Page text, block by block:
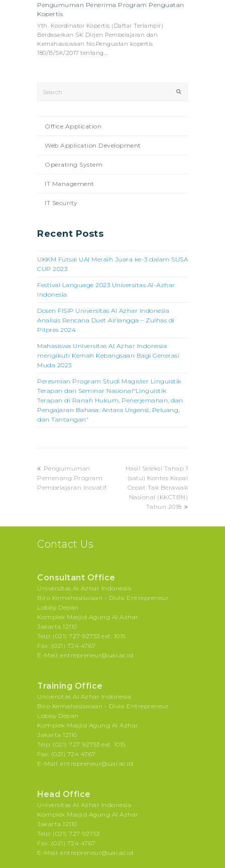
Pengumuman Penerima Program Penguatan
Kopertis
Yth. Koordinator Kopertis (Daftar Terlampir)
Berdasarkan SK Dirjen Pembelajaran dan
Kemahasiswaan No.Penguatan kopertis
180/B/SK/2017 tentang…
Office Application
Web Application Development
Operating System
IT Management
IT Security
Recent Posts
UKKM Futsal UAI Meraih Juara ke-3 dalam SUSA
CUP 2023
Festival Language 2023 Universitas Al-Azhar
Indonesia
Dosen FISIP Universitas Al Azhar Indonesia
Analisis Rencana Duet Airlangga – Zulhas di
Pilpres 2024
Mahasiswa Universitas Al Azhar Indonesia
mengikuti Kemah Kebangsaan Bagi Generasi
Muda 2023
Peresmian Program Studi Magister Linguistik
Terapan dan Seminar Nasional“Linguistik
Terapan di Ranah Hukum, Penerjemahan, dan
Pengajaran Bahasa: Antara Urgensi, Peluang,
dan Tantangan”
previous
post:
Pengumuman
Pemenang Program
Pembelajaran Inovatif
next
post:
Hasil Seleksi Tahap 1
(satu) Kontes Kapal
Cepat Tak Berawak
Nasional (KKCTBN)
Tahun 2018
Contact Us
Consultant Office
Universitas Al Azhar Indonesia
Biro Kemahasiswaan - Divisi Entrepreneur
Lobby Depan
Komplek Masjid Agung Al Azhar
Jakarta 12110
Telp: (021) 727 92753 ext. 1015
Fax: (021) 724 4767
E-Mail: entrepreneur@uai.ac.id
Training Office
Universitas Al Azhar Indonesia
Biro Kemahasiswaan - Divisi Entrepreneur
Lobby Depan
Komplek Masjid Agung Al Azhar
Jakarta 12110
Telp: (021) 727 92753 ext. 1015
Fax: (021) 724 4767
E-Mail: entrepreneur@uai.ac.id
Head Office
Universitas Al Azhar Indonesia
Komplek Masjid Agung Al Azhar
Jakarta 12110
Telp: (021) 727 92753
Fax: (021) 724 4767
E-Mail: entrepreneur@uai.ac.id